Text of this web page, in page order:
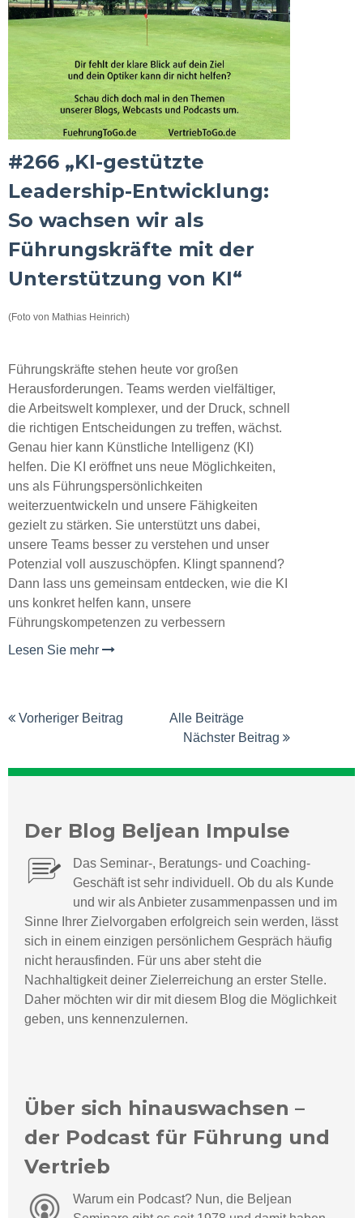
#266 „KI-gestützte
Leadership-Entwicklung:
So wachsen wir als
Führungskräfte mit der
Unterstützung von KI“
(Foto von Mathias Heinrich)
Führungskräfte stehen heute vor großen
Herausforderungen. Teams werden vielfältiger,
die Arbeitswelt komplexer, und der Druck, schnell
die richtigen Entscheidungen zu treffen, wächst.
Genau hier kann Künstliche Intelligenz (KI)
helfen. Die KI eröffnet uns neue Möglichkeiten,
uns als Führungspersönlichkeiten
weiterzuentwickeln und unsere Fähigkeiten
gezielt zu stärken. Sie unterstützt uns dabei,
unsere Teams besser zu verstehen und unser
Potenzial voll auszuschöpfen. Klingt spannend?
Dann lass uns gemeinsam entdecken, wie die KI
uns konkret helfen kann, unsere
Führungskompetenzen zu verbessern
Lesen Sie mehr
Vorheriger Beitrag
Alle Beiträge
Nächster Beitrag
Der Blog Beljean Impulse
Das Seminar-, Beratungs- und Coaching-
Geschäft ist sehr individuell. Ob du als Kunde
und wir als Anbieter zusammenpassen und im
Sinne Ihrer Zielvorgaben erfolgreich sein werden, lässt
sich in einem einzigen persönlichem Gespräch häufig
nicht herausfinden. Für uns aber steht die
Nachhaltigkeit deiner Zielerreichung an erster Stelle.
Daher möchten wir dir mit diesem Blog die Möglichkeit
geben, uns kennenzulernen.
Über sich hinauswachsen –
der Podcast für Führung und
Vertrieb
Warum ein Podcast? Nun, die Beljean